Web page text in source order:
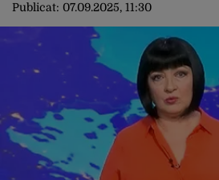
Publicat: 07.09.2025, 11:30